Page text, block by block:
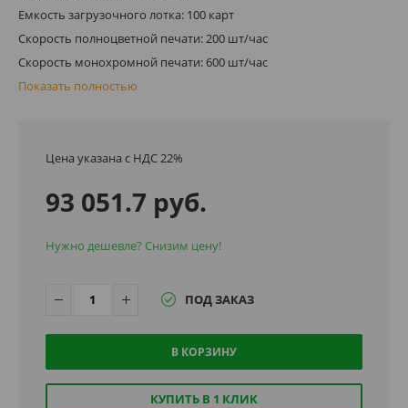
Емкость загрузочного лотка: 100 карт
Скорость полноцветной печати: 200 шт/час
Скорость монохромной печати: 600 шт/час
Показать полностью
Цена указана с НДС 22%
93 051.7 руб.
Нужно дешевле? Снизим цену!
ПОД ЗАКАЗ
В КОРЗИНУ
КУПИТЬ В 1 КЛИК